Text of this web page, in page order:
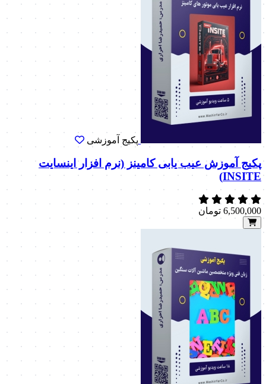
پکیج آموزشی
پکیج آموزش عیب یابی کامینز (نرم افزار اینسایت
INSITE)
6,500,000 تومان